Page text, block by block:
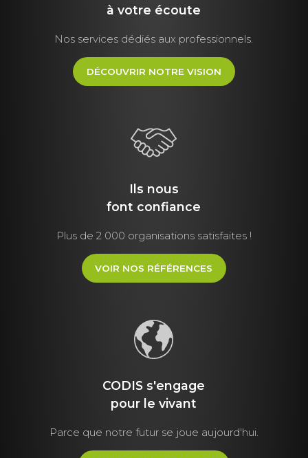
à votre écoute
Nos services dédiés aux professionnels.
DÉCOUVRIR NOTRE VISION
Ils nous
font confiance
Plus de 2 000 organisations satisfaites !
VOIR NOS RÉFÉRENCES
CODIS s'engage
pour le vivant
Parce que notre futur se joue aujourd'hui.